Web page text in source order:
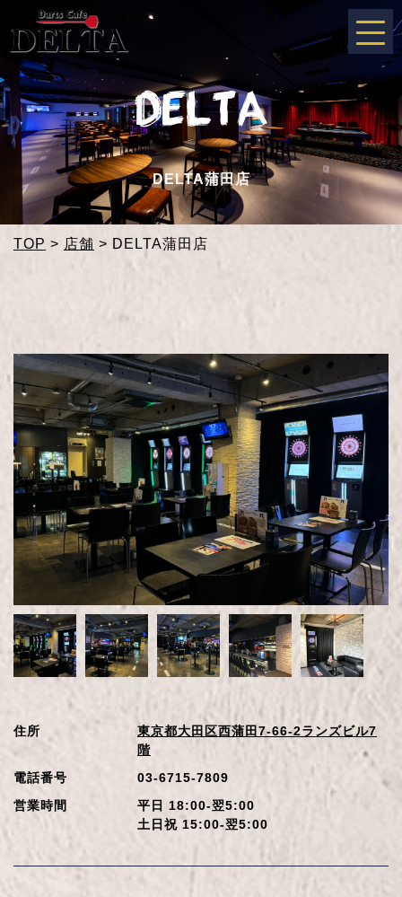
DELTA蒲田店
TOP > 店舗 > DELTA蒲田店
住所
東京都大田区西蒲田7-66-2ランズビル7
階
電話番号
03-6715-7809
営業時間
平日 18:00-翌5:00
土日祝 15:00-翌5:00